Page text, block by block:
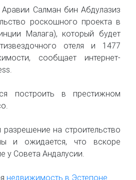
Салман бин Абдулазиз
роскошного проекта в
Малага), который будет
отеля и 1477
сообщает интернет-
построить в престижном
на строительство
и ожидается, что вскоре
у Совета Андалусии.
недвижимость в Эстепоне